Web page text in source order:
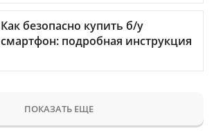
Как безопасно купить б/у
смартфон: подробная инструкция
ПОКАЗАТЬ ЕЩЕ